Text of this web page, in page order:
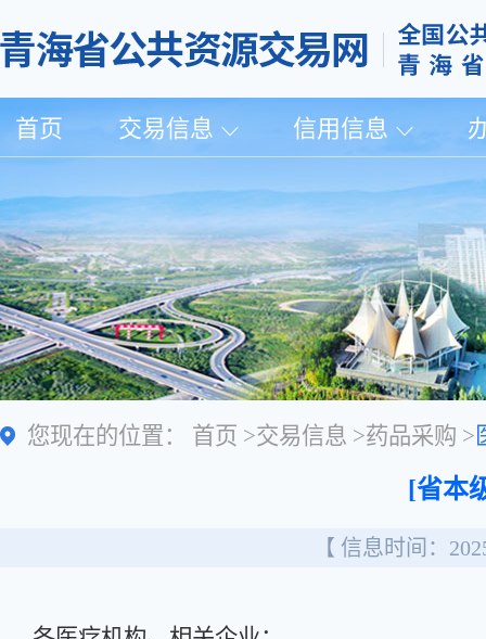
首页 交易信息 信用信息
您现在的位置： 首页 >交易信息 >药品采购 >
[省本
【 信息时间：